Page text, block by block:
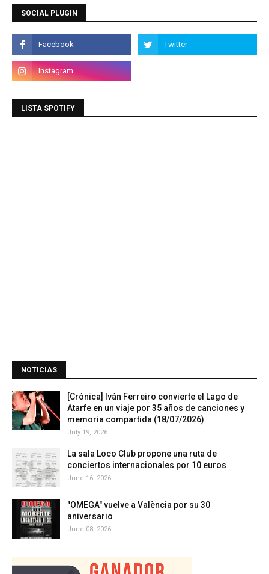
SOCIAL PLUGIN
LISTA SPOTIFY
NOTICIAS
[Crónica] Iván Ferreiro convierte el Lago de
Atarfe en un viaje por 35 años de canciones y
memoria compartida (18/07/2026)
July 19, 2026
La sala Loco Club propone una ruta de
conciertos internacionales por 10 euros
June 16, 2026
"OMEGA" vuelve a València por su 30
aniversario
June 08, 2026